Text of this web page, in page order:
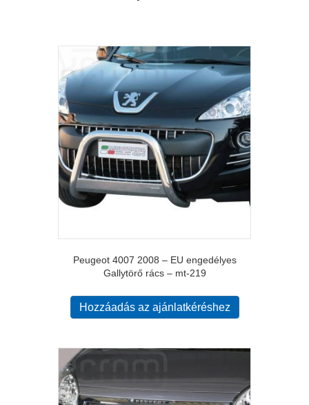
Peugeot 4007 2008 – EU engedélyes
Gallytörő rács – mt-219
Hozzáadás az ajánlatkéréshez